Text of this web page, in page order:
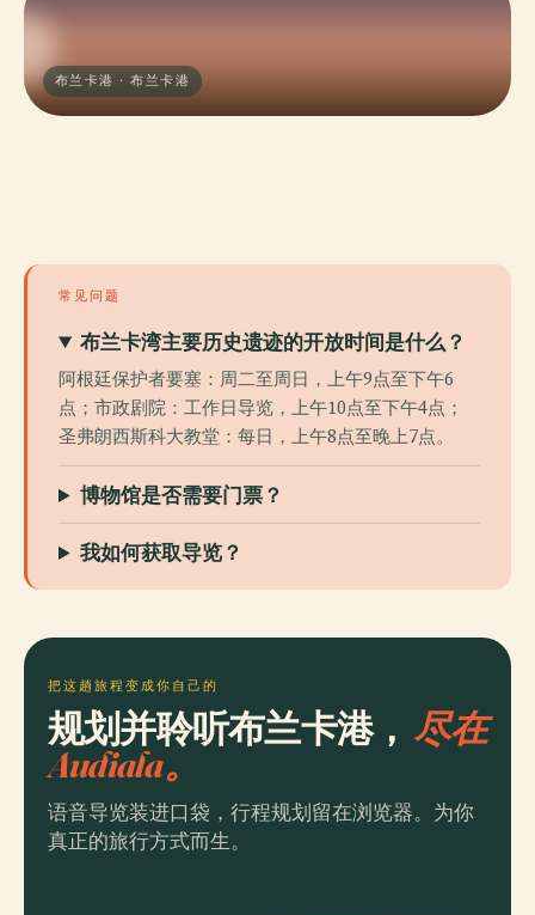
布兰卡港 · 布兰卡港
常见问题
布兰卡湾主要历史遗迹的开放时间是什么？
阿根廷保护者要塞：周二至周日，上午9点至下午6
点；市政剧院：工作日导览，上午10点至下午4点；
圣弗朗西斯科大教堂：每日，上午8点至晚上7点。
博物馆是否需要门票？
我如何获取导览？
把这趟旅程变成你自己的
规划并聆听布兰卡港，尽在
Audiala。
语音导览装进口袋，行程规划留在浏览器。为你
真正的旅行方式而生。